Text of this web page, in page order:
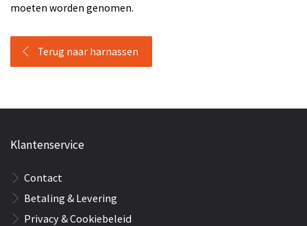
moeten worden genomen.
Terug naar harnassen
Klantenservice
Contact
Betaling & Levering
Privacy & Cookiebeleid